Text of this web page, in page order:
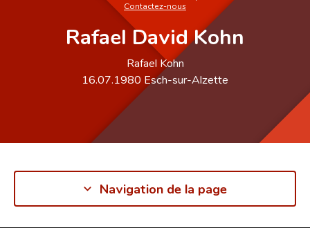
Équipe scientifique
Contactez-nous
Rafael David Kohn
Rafael Kohn
16.07.1980 Esch-sur-Alzette
Navigation de la page